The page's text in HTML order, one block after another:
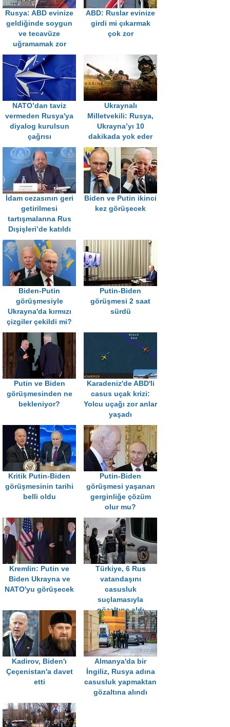
Rusya: ABD evinize
geldiğinde soygun
ve tecavüze
uğramamak zor
ABD: Ruslar evinize
girdi mi çıkarmak
çok zor
NATO’dan taviz
vermeden Rusya'ya
diyalog kurulsun
çağrısı
Ukraynalı
Milletvekili: Rusya,
Ukrayna’yı 10
dakikada yok eder
İdam cezasının geri
getirilmesi
tartışmalarına Rus
Dışişleri’de katıldı
Biden ve Putin ikinci
kez görüşecek
Biden-Putin
görüşmesiyle
Ukrayna'da kırmızı
çizgiler çekildi mi?
Putin-Biden
görüşmesi 2 saat
sürdü
Putin ve Biden
görüşmesinden ne
bekleniyor?
Karadeniz'de ABD'li
casus uçak krizi:
Yolcu uçağı zor anlar
yaşadı
Kritik Putin-Biden
görüşmesinin tarihi
belli oldu
Putin-Biden
görüşmesi yaşanan
gerginliğe çözüm
olur mu?
Kremlin: Putin ve
Biden Ukrayna ve
NATO'yu görüşecek
Türkiye, 6 Rus
vatandaşını
casusluk
suçlamasıyla
gözaltına aldı
Kadirov, Biden'ı
Çeçenistan'a davet
etti
Almanya'da bir
İngiliz, Rusya adına
casusluk yapmaktan
gözaltına alındı